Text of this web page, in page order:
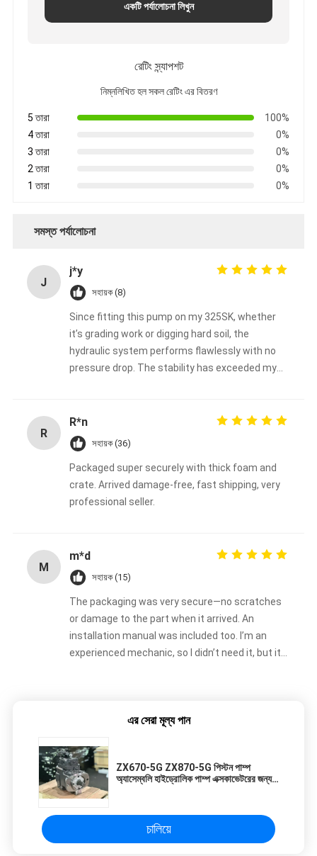
একটি পর্যালোচনা লিখুন
রেটিং স্ন্যাপশট
নিম্নলিখিত হল সকল রেটিং এর বিতরণ
5 তারা
100%
4 তারা
0%
3 তারা
0%
2 তারা
0%
1 তারা
0%
সমস্ত পর্যালোচনা
J
j*y
সহায়ক (8)
Since fitting this pump on my 325SK, whether
it’s grading work or digging hard soil, the
hydraulic system performs flawlessly with no
pressure drop. The stability has exceeded my
R
R*n
সহায়ক (36)
Packaged super securely with thick foam and
crate. Arrived damage-free, fast shipping, very
professional seller.
M
m*d
সহায়ক (15)
The packaging was very secure—no scratches
or damage to the part when it arrived. An
installation manual was included too. I’m an
experienced mechanic, so I didn’t need it, but it
এর সেরা মূল্য পান
ZX670-5G ZX870-5G পিস্টন পাম্প
অ্যাসেম্বলি হাইড্রোলিক পাম্প এক্সকাভেটরের জন্য
চালিয়ে